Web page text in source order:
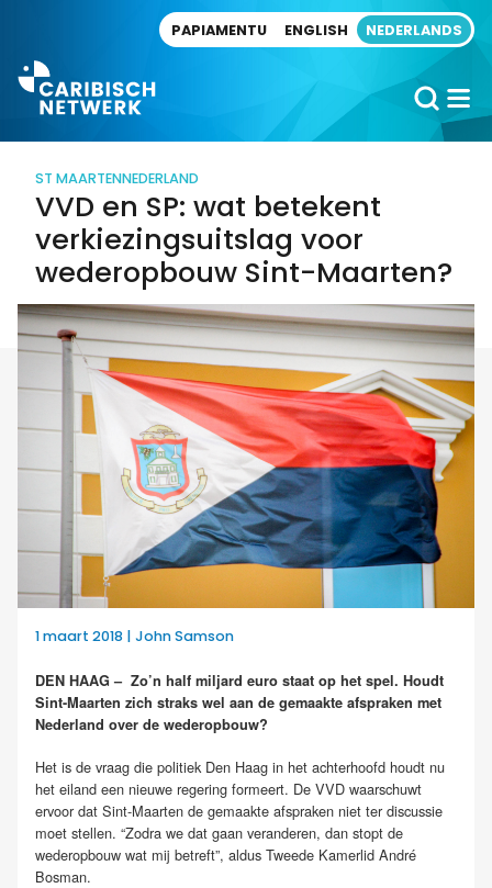
PAPIAMENTU ENGLISH NEDERLANDS
ST MAARTENNEDERLAND
VVD en SP: wat betekent
verkiezingsuitslag voor
wederopbouw Sint-Maarten?
1 maart 2018 | John Samson
DEN HAAG – Zo’n half miljard euro staat op het spel. Houdt
Sint-Maarten zich straks wel aan de gemaakte afspraken met
Nederland over de wederopbouw?
Het is de vraag die politiek Den Haag in het achterhoofd houdt nu
het eiland een nieuwe regering formeert. De VVD waarschuwt
ervoor dat Sint-Maarten de gemaakte afspraken niet ter discussie
moet stellen. “Zodra we dat gaan veranderen, dan stopt de
wederopbouw wat mij betreft”, aldus Tweede Kamerlid André
Bosman.